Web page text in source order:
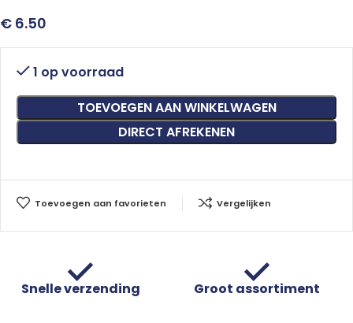
€ 6.50
1 op voorraad
TOEVOEGEN AAN WINKELWAGEN
DIRECT AFREKENEN
Toevoegen aan favorieten Vergelijken
Snelle verzending Groot assortiment